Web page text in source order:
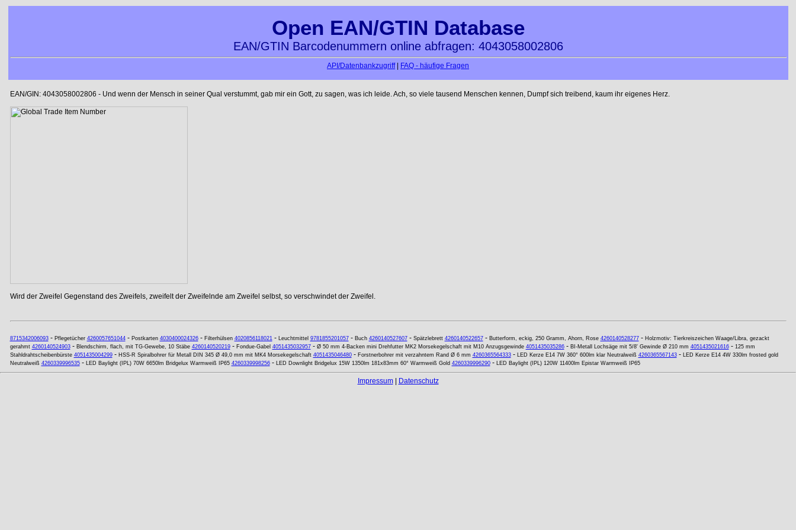
Open EAN/GTIN Database
EAN/GTIN Barcodenummern online abfragen: 4043058002806
API/Datenbankzugriff| FAQ - häufige Fragen
EAN/GIN: 4043058002806 - Und wenn der Mensch in seiner Qual verstummt, gab mir ein Gott, zu sagen, was ich leide. Ach, so viele tausend Menschen kennen, Dumpf sich treibend, kaum ihr eigenes Herz.
Wird der Zweifel Gegenstand des Zweifels, zweifelt der Zweifelnde am Zweifel selbst, so verschwindet der Zweifel.
8715342006093- Pflegetücher 4260057651044- Postkarten 4030400024326- Filterhülsen 4020856118021- Leuchtmittel 9781855201057- Buch 4260140527607- Spätzlebrett 4260140522657- Butterform, eckig, 250 Gramm, Ahorn, Rose 4260140528277- Holzmotiv: Tierkreiszeichen Waage/Libra, gezackt
gerahmt 4260140524903- Blendschirm, flach, mit TG-Gewebe, 10 Stäbe 4260140520219- Fondue-Gabel 4051435032957- Ø 50 mm 4-Backen mini Drehfutter MK2 Morsekegelschaft mit M10 Anzugsgewinde 4051435035286- BI-Metall Lochsäge mit 5/8' Gewinde Ø 210 mm 4051435021616- 125 mm
Stahldrahtscheibenbürste 4051435004299- HSS-R Spiralbohrer für Metall DIN 345 Ø 49,0 mm mit MK4 Morsekegelschaft 4051435046480- Forstnerbohrer mit verzahntem Rand Ø 6 mm 4260365564333- LED Kerze E14 7W 360° 600lm klar Neutralweiß 4260365567143- LED Kerze E14 4W 330lm frosted gold
Neutralweiß 4260339996535- LED Baylight (IPL) 70W 6650lm Bridgelux Warmweiß IP65 4260339998256- LED Downlight Bridgelux 15W 1350lm 181x83mm 60° Warmweiß Gold 4260339996290- LED Baylight (IPL) 120W 11400lm Epistar Warmweiß IP65
Impressum| Datenschutz